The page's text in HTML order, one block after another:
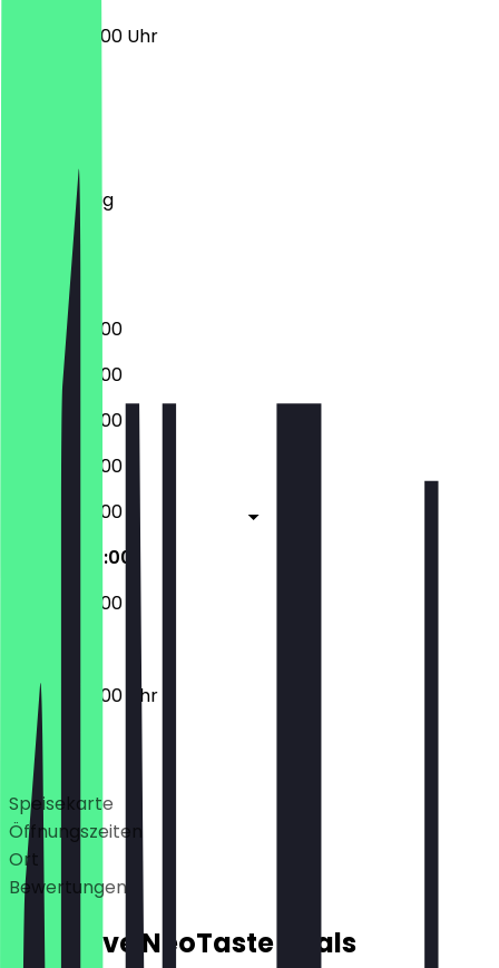
08:00 - 20:00 Uhr
Mittwoch
Donnerstag
Samstag
Sonntag
07:00 - 20:00
07:00 - 20:00
07:00 - 20:00
07:00 - 20:00
07:00 - 20:00
08:00 - 20:00
08:00 - 20:00
08:00 - 20:00 Uhr
Deals
Speisekarte
Öffnungszeiten
Ort
Bewertungen
Exklusive NeoTaste Deals